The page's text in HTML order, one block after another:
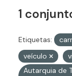
1
Etiquetas:
veículo
Autarquia de